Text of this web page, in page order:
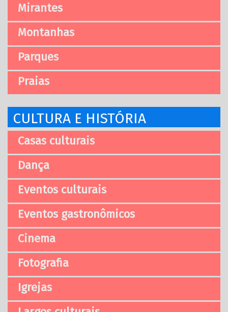
Mirantes
Montanhas
Parques
Praias
CULTURA E HISTÓRIA
Casas culturais
Dança
Eventos culturais
Eventos gastronômicos
Cinema
Fotografia
Igrejas